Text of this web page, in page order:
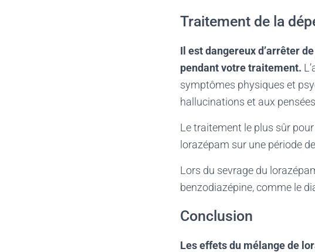
Traitement de la
Il est dangereux d’arrêter
pendant votre traitement.
symptômes physiques et
hallucinations et aux
Le traitement le plus sûr
lorazépam sur une période
Lors du sevrage du
benzodiazépine, comme le
Conclusion
Les effets du mélange de